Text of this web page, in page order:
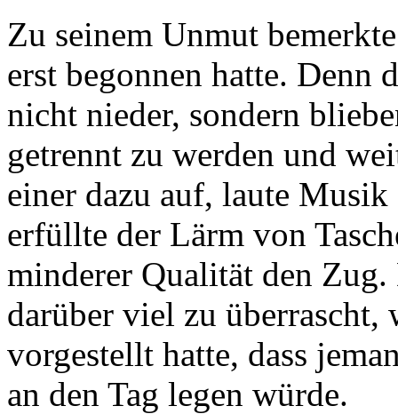
Zu seinem Unmut
erst begonnen hatte. Denn
nicht nieder, sondern
getrennt zu werden und
einer dazu auf, laute
erfüllte der Lärm von
minderer Qualität den Zug.
darüber viel zu
vorgestellt hatte, dass
an den Tag legen würde.